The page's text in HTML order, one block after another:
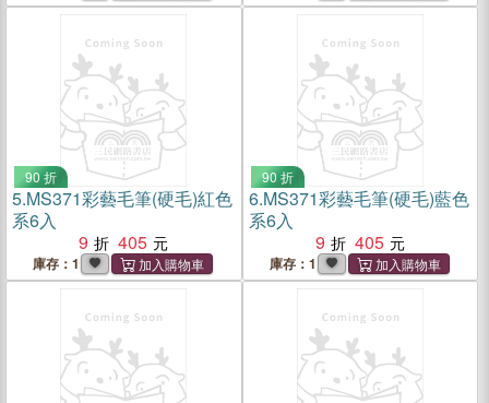
90 折
5.MS371彩藝毛筆(硬毛)紅色
系6入
9
405
庫存：1
90 折
6.MS371彩藝毛筆(硬毛)藍色
系6入
9
405
庫存：1